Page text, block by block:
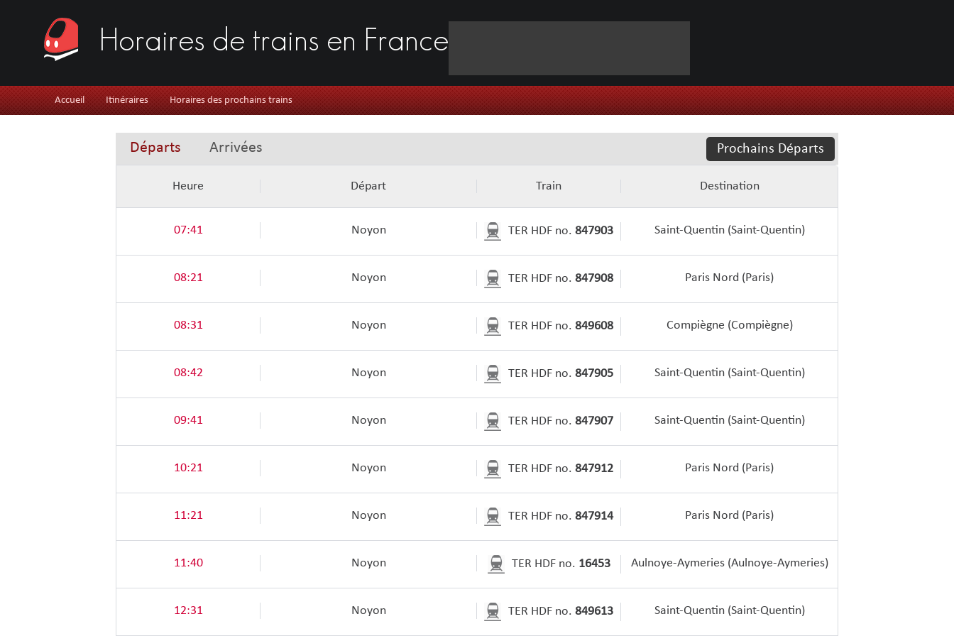
Horaires de trains en France
Accueil Itinéraires Horaires des prochains trains
Prochains Départs
Départs Arrivées
Heure Départ Train Destination
07:41 Noyon TER HDF no.847903 Saint-Quentin (Saint-Quentin)
08:21 Noyon TER HDF no.847908 Paris Nord (Paris)
08:31 Noyon TER HDF no.849608 Compiègne (Compiègne)
08:42 Noyon TER HDF no.847905 Saint-Quentin (Saint-Quentin)
09:41 Noyon TER HDF no.847907 Saint-Quentin (Saint-Quentin)
10:21 Noyon TER HDF no.847912 Paris Nord (Paris)
11:21 Noyon TER HDF no.847914 Paris Nord (Paris)
11:40 Noyon TER HDF no. 16453 Aulnoye-Aymeries (Aulnoye-Aymeries)
12:31 Noyon TER HDF no.849613 Saint-Quentin (Saint-Quentin)